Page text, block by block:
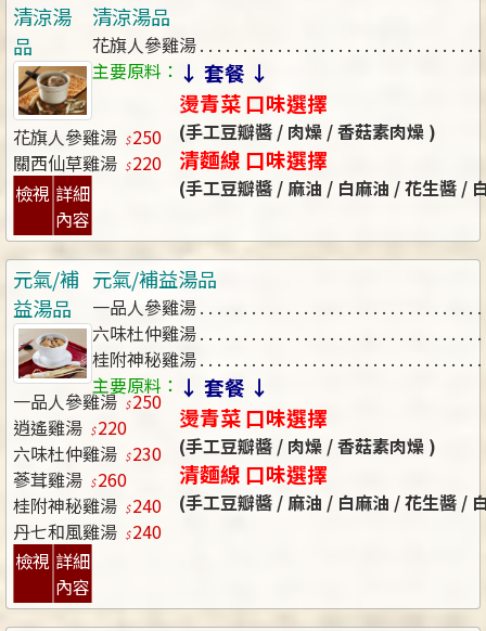
清涼湯
品
花旗人參雞湯
250
關西仙草雞湯
220
檢視 詳細
內容
清涼湯品
花旗人參雞湯
主要原料： ↓ 套餐 ↓
燙青菜 口味選擇
(手工豆瓣醬 / 肉燥 / 香菇素肉燥 )
清麵線 口味選擇
(手工豆瓣醬 / 麻油 / 白麻油 / 花生醬 /
元氣/補
益湯品
一品人參雞湯 250
逍遙雞湯
220
六味杜仲雞湯
230
蔘茸雞湯
260
桂附神秘雞湯
240
丹七和風雞湯
240
檢視 詳細
內容
元氣/補益湯品
一品人參雞湯
六味杜仲雞湯
桂附神秘雞湯
主要原料： ↓ 套餐 ↓
燙青菜 口味選擇
(手工豆瓣醬 / 肉燥 / 香菇素肉燥 )
清麵線 口味選擇
(手工豆瓣醬 / 麻油 / 白麻油 / 花生醬 /